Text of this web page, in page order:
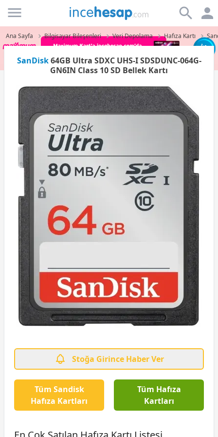
Incehesap
Ana Sayfa Bilgisayar Bileşenleri Veri Depolama Hafıza Kartı
SanDisk64GB Ultra SDXC UHS-I SDSDUNC-064G-
GN6IN Class 10 SD Bellek Kartı
Stoğa Girince Haber Ver
Tüm Sandisk
Hafıza Kartları
Tüm Hafıza
Kartları